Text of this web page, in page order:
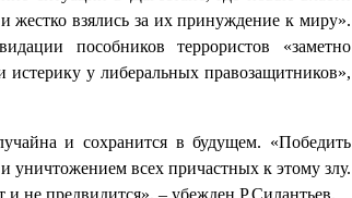
жестко взялись за их принуждение к миру».
пособников террористов «заметно
истерику у либеральных правозащитников»,
и сохранится в будущем. «Победить
уничтожением всех причастных к этому злу.
не предвидится», – убежден Р.Силантьев.